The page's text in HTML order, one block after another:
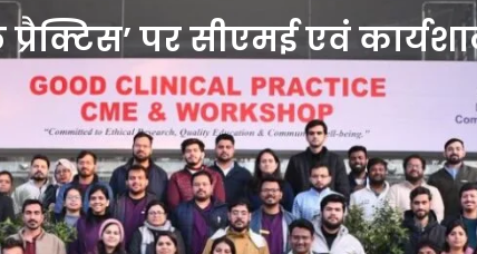
पर सीएमई एवं